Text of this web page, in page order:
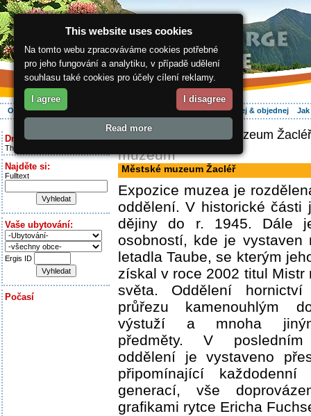
O regionu Aktivně Ubytování Hledej & objednej
Dnes je:
Thursday 6.08.2026
Najděte si:
Fulltext
Vaše ubytování:
Ergis ID
Počasí
ergis.cz > Městské muzeum Žacléř
muzeum
Městské muzeum Žacléř
Expozice muzea je
oddělení. V historické části
dějiny do r. 1945. Dále
osobností, kde je vystaven
letadla Taube, se kterým
získal v roce 2002 titul Mistr
světa. Oddělení
průřezu kamenouhlým
výstuží a mnoha
předměty. V posledním
oddělení je vystaveno
připomínající
generací, vše
grafikami rytce Ericha
This website uses cookies
Na tomto webu zpracováváme cookies potřebné
pro jeho fungování a analytiku, v případě udělení
souhlasu také cookies pro účely cílení reklamy.
I agree I disagree
Read more